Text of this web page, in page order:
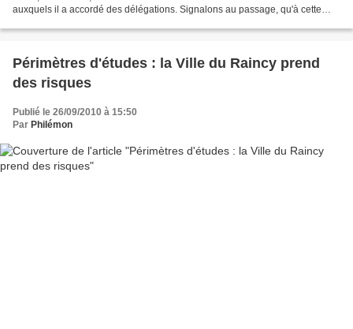
auxquels il a accordé des délégations. Signalons au passage, qu'à cette
Périmètres d'études : la Ville du Raincy prend
des risques
Publié le 26/09/2010 à 15:50
Par Philémon